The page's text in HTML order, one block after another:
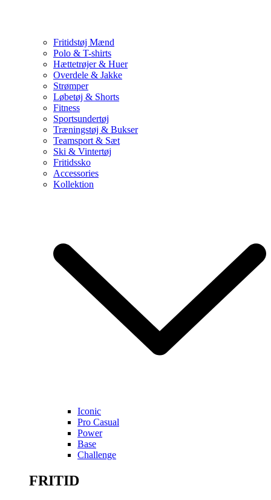
Fritidstøj Mænd
Polo & T-shirts
Hættetrøjer & Huer
Overdele & Jakke
Strømper
Løbetøj & Shorts
Fitness
Sportsundertøj
Træningstøj & Bukser
Teamsport & Sæt
Ski & Vintertøj
Fritidssko
Accessories
Kollektion
Iconic
Pro Casual
Power
Base
Challenge
FRITID